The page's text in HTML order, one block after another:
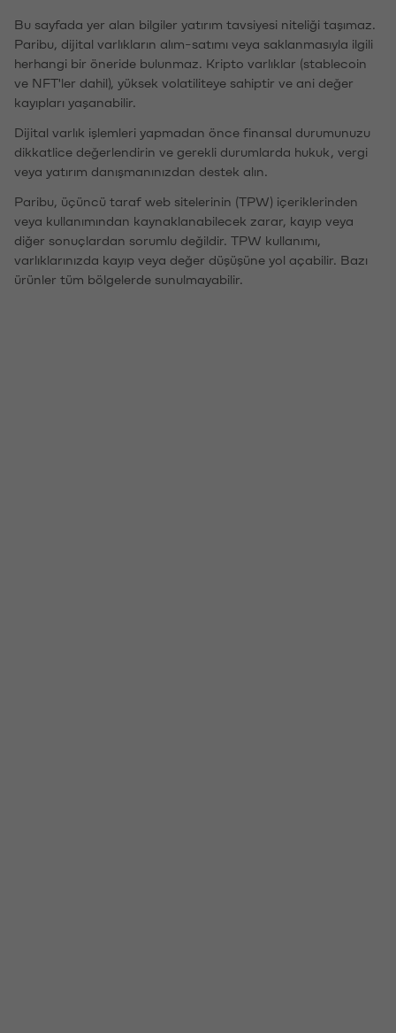
Bu sayfada yer alan bilgiler yatırım tavsiyesi niteliği taşımaz.
Paribu, dijital varlıkların alım-satımı veya saklanmasıyla ilgili
herhangi bir öneride bulunmaz. Kripto varlıklar (stablecoin
ve NFT'ler dahil), yüksek volatiliteye sahiptir ve ani değer
kayıpları yaşanabilir.
Dijital varlık işlemleri yapmadan önce finansal durumunuzu
dikkatlice değerlendirin ve gerekli durumlarda hukuk, vergi
veya yatırım danışmanınızdan destek alın.
Paribu, üçüncü taraf web sitelerinin (TPW) içeriklerinden
veya kullanımından kaynaklanabilecek zarar, kayıp veya
diğer sonuçlardan sorumlu değildir. TPW kullanımı,
varlıklarınızda kayıp veya değer düşüşüne yol açabilir. Bazı
ürünler tüm bölgelerde sunulmayabilir.